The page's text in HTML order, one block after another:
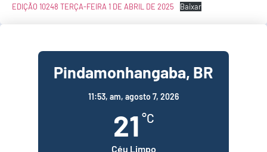
EDIÇÃO 10248 TERÇA-FEIRA 1 DE ABRIL DE 2025 Baixar
Pindamonhangaba, BR
11:53, am, agosto 7, 2026
21 °C
Céu Limpo